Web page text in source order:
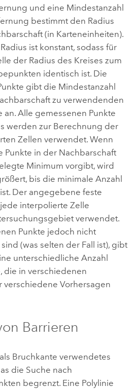
und eine Mindestanzahl
bestimmt den Radius
(in Karteneinheiten).
ist konstant, sodass für
der Radius des Kreises zum
identisch ist. Die
gibt die Mindestanzahl
zu verwendenden
an. Alle gemessenen Punkte
werden zur Berechnung der
Zellen verwendet. Wenn
Punkte in der Nachbarschaft
Minimum vorgibt, wird
bis die minimale Anzahl
Der angegebene feste
interpolierte Zelle
verwendet.
Punkte jedoch nicht
(was selten der Fall ist), gibt
unterschiedliche Anzahl
die in verschiedenen
verschiedene Vorhersagen
Barrieren
Bruchkante verwendetes
die Suche nach
begrenzt. Eine Polylinie